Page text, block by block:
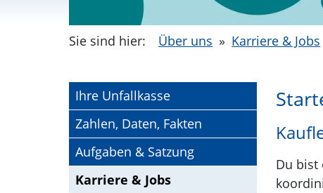
Sie sind hier: Über uns » Karriere & Jobs
Ihre Unfallkasse
Zahlen, Daten, Fakten
Aufgaben & Satzung
Karriere & Jobs
Du bist